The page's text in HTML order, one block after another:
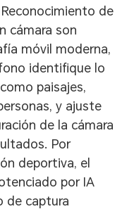
de
cámara son
móvil moderna,
identifique lo
paisajes,
y ajuste
de la cámara
Por
deportiva, el
por IA
de captura